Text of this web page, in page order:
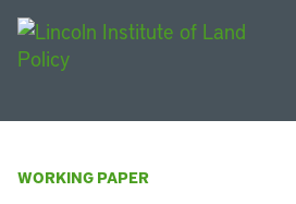
WORKING PAPER